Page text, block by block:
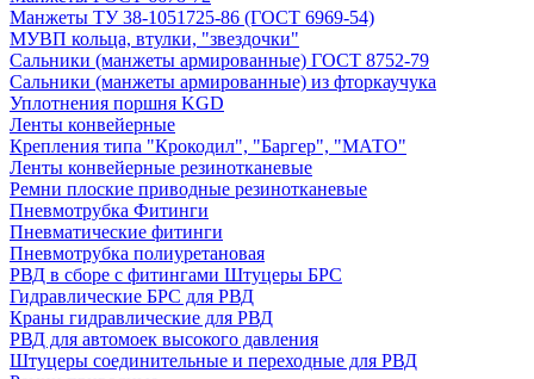
Манжеты ТУ 38-1051725-86 (ГОСТ 6969-54)
МУВП кольца, втулки, "звездочки"
Сальники (манжеты армированные) ГОСТ 8752-79
Сальники (манжеты армированные) из фторкаучука
Уплотнения поршня KGD
Ленты конвейерные
Крепления типа "Крокодил", "Баргер", "МАТО"
Ленты конвейерные резинотканевые
Ремни плоские приводные резинотканевые
Пневмотрубка Фитинги
Пневматические фитинги
Пневмотрубка полиуретановая
РВД в сборе с фитингами Штуцеры БРС
Гидравлические БРС для РВД
Краны гидравлические для РВД
РВД для автомоек высокого давления
Штуцеры соединительные и переходные для РВД